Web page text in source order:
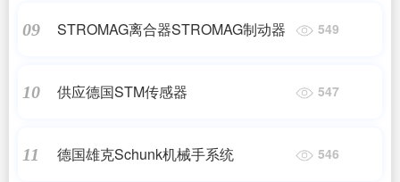
09 STROMAG离合器STROMAG制动器 549
10 供应德国STM传感器 547
11 德国雄克Schunk机械手系统 546